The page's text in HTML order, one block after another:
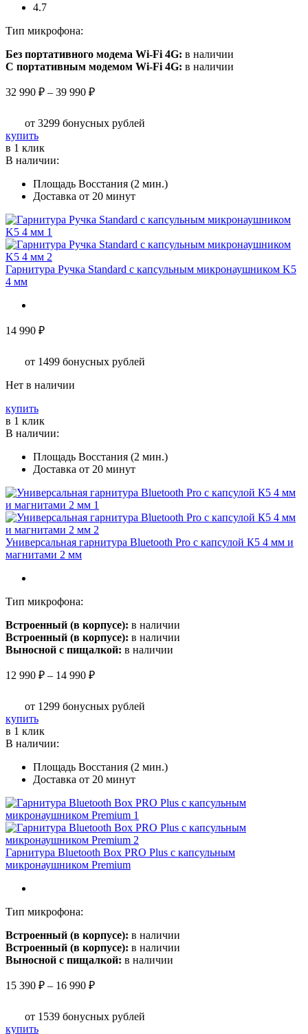
4.7
Тип микрофона:
Без портативного модема Wi-Fi 4G: в наличии
C портативным модемом Wi-Fi 4G: в наличии
32 990 ₽ – 39 990 ₽Диапазон
990 ₽
от 3299 бонусных рублей
купитьЭтот
товар
имеет
вариаций.
Опции
выбрать
на
странице
товара.
в 1 клик
В наличии:
Площадь Восстания (2 мин.)
Доставка от 20 минут
Гарнитура Ручка Standard c капсульным микронаушником K5
4 мм
14 990 ₽
от 1499 бонусных рублей
Нет в наличии
купить
в 1 клик
В наличии:
Площадь Восстания (2 мин.)
Доставка от 20 минут
Универсальная гарнитура Bluetooth Pro с капсулой К5 4 мм и
магнитами 2 мм
Тип микрофона:
Встроенный (в корпусе): в наличии
Встроенный (в корпусе): в наличии
Выносной с пищалкой: в наличии
12 990 ₽ – 14 990 ₽Диапазон
990 ₽
от 1299 бонусных рублей
купитьЭтот
товар
имеет
вариаций.
Опции
выбрать
на
странице
товара.
в 1 клик
В наличии:
Площадь Восстания (2 мин.)
Доставка от 20 минут
Гарнитура Bluetooth Box PRO Plus c капсульным
микронаушником Premium
Тип микрофона:
Встроенный (в корпусе): в наличии
Встроенный (в корпусе): в наличии
Выносной с пищалкой: в наличии
15 390 ₽ – 16 990 ₽Диапазон
390 ₽
от 1539 бонусных рублей
купитьЭтот